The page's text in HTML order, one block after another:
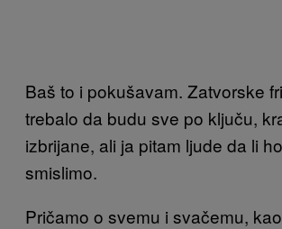
Baš to i pokušavam. Zatvorske
trebalo da budu sve po ključu,
izbrijane, ali ja pitam ljude da li
smislimo.
Pričamo o svemu i svačemu,